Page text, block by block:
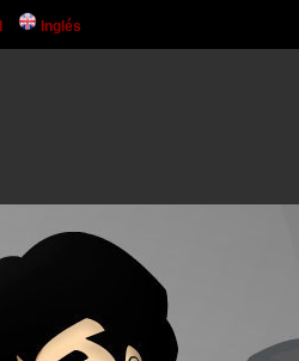
Inglés